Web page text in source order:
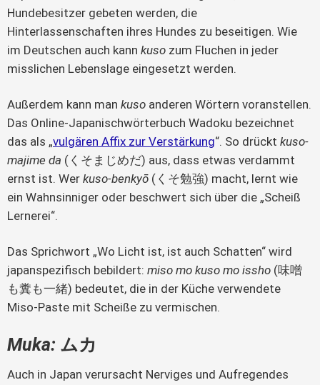
Hundebesitzer gebeten werden, die
Hinterlassenschaften ihres Hundes zu beseitigen. Wie
im Deutschen auch kann kuso zum Fluchen in jeder
misslichen Lebenslage eingesetzt werden.
Außerdem kann man kuso anderen Wörtern voranstellen.
Das Online-Japanischwörterbuch Wadoku bezeichnet
das als „vulgären Affix zur Verstärkung“. So drückt kuso-
majime da (くそまじめだ) aus, dass etwas verdammt
ernst ist. Wer kuso-benkyō (くそ勉強) macht, lernt wie
ein Wahnsinniger oder beschwert sich über die „Scheiß
Lernerei“.
Das Sprichwort „Wo Licht ist, ist auch Schatten“ wird
japanspezifisch bebildert: miso mo kuso mo issho (味噌
も糞も一緒) bedeutet, die in der Küche verwendete
Miso-Paste mit Scheiße zu vermischen.
Muka: ムカ
Auch in Japan verursacht Nerviges und Aufregendes